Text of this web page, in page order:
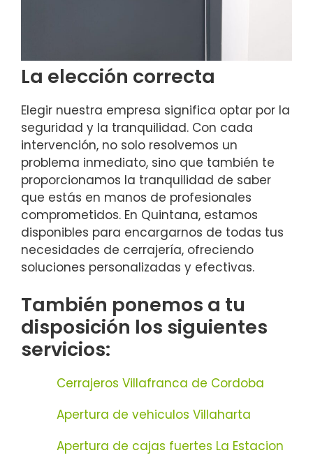
La elección correcta
Elegir nuestra empresa significa optar por la
seguridad y la tranquilidad. Con cada
intervención, no solo resolvemos un
problema inmediato, sino que también te
proporcionamos la tranquilidad de saber
que estás en manos de profesionales
comprometidos. En Quintana, estamos
disponibles para encargarnos de todas tus
necesidades de cerrajería, ofreciendo
soluciones personalizadas y efectivas.
También ponemos a tu
disposición los siguientes
servicios:
Cerrajeros Villafranca de Cordoba
Apertura de vehiculos Villaharta
Apertura de cajas fuertes La Estacion